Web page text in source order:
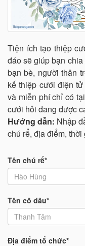
Tiện ích tạo thiệp
đáo sẽ giúp bạn
bạn bè, người thân
kế thiệp cưới điện
và miễn phí chỉ có
cưới hỏi đang được
Hướng dẫn: Nhập
chú rể, địa điểm,
Tên chú rể*
Tên cô dâu*
Địa điểm tổ chức*